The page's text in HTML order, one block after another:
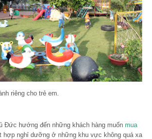
riêng cho trẻ em.
Đức hướng đến những khách hàng muốn mua
nghỉ dưỡng ở những khu vực không quá xa